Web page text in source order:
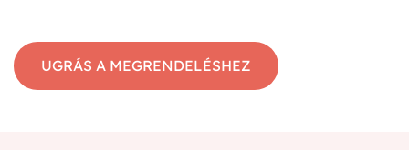
UGRÁS A MEGRENDELÉSHEZ